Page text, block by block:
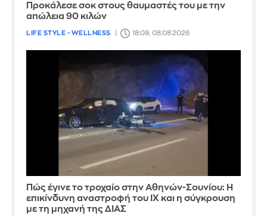
Προκάλεσε σοκ στους θαυμαστές του με την
απώλεια 90 κιλών
LIFE STYLE - WELLNESS 18:09, 08.08.2026
Πώς έγινε το τροχαίο στην Αθηνών-Σουνίου: Η
επικίνδυνη αναστροφή του ΙΧ και η σύγκρουση
με τη μηχανή της ΔΙΑΣ